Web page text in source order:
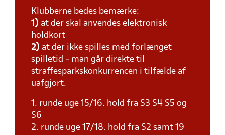
Klubberne bedes bemærke:
1) at der skal anvendes elektronisk
holdkort
2) at der ikke spilles med forlænget
spilletid - man går direkte til
straffesparkskonkurrencen i tilfælde af
uafgjort.
1. runde uge 15/16. hold fra S3 S4 S5 og
S6
2. runde uge 17/18. hold fra S2 samt 19